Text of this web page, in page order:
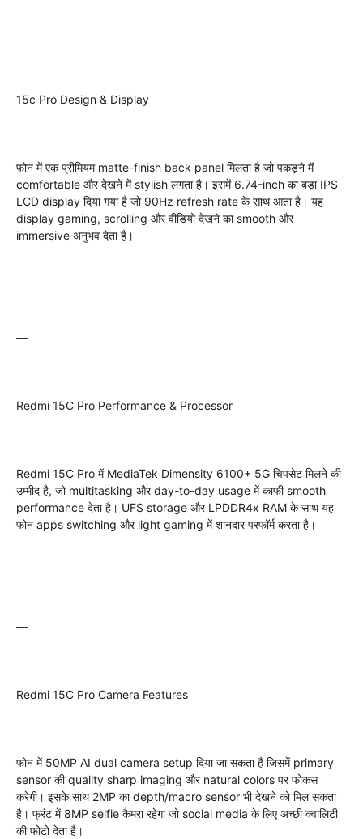
15c Pro Design & Display
फोन में एक प्रीमियम matte-finish back panel मिलता है जो पकड़ने में
comfortable और देखने में stylish लगता है। इसमें 6.74-inch का बड़ा IPS
LCD display दिया गया है जो 90Hz refresh rate के साथ आता है। यह
display gaming, scrolling और वीडियो देखने का smooth और
immersive अनुभव देता है।
—
Redmi 15C Pro Performance & Processor
Redmi 15C Pro में MediaTek Dimensity 6100+ 5G चिपसेट मिलने की
उम्मीद है, जो multitasking और day-to-day usage में काफी smooth
performance देता है। UFS storage और LPDDR4x RAM के साथ यह
फोन apps switching और light gaming में शानदार परफॉर्म करता है।
—
Redmi 15C Pro Camera Features
फोन में 50MP AI dual camera setup दिया जा सकता है जिसमें primary
sensor की quality sharp imaging और natural colors पर फोकस
करेगी। इसके साथ 2MP का depth/macro sensor भी देखने को मिल सकता
है। फ्रंट में 8MP selfie कैमरा रहेगा जो social media के लिए अच्छी क्वालिटी
की फोटो देता है।